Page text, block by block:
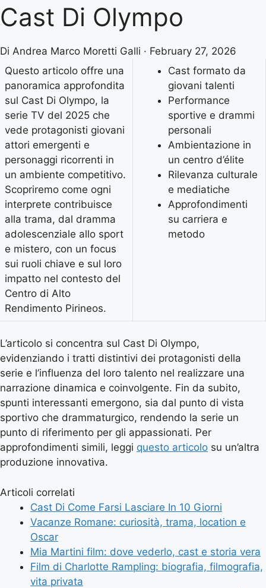
Cast Di Olympo
Di Andrea Marco Moretti Galli · February 27, 2026
Questo articolo offre una
panoramica approfondita
sul Cast Di Olympo, la
serie TV del 2025 che
vede protagonisti giovani
attori emergenti e
personaggi ricorrenti in
un ambiente competitivo.
Scopriremo come ogni
interprete contribuisce
alla trama, dal dramma
adolescenziale allo sport
e mistero, con un focus
sui ruoli chiave e sul loro
impatto nel contesto del
Centro di Alto
Rendimento Pirineos.
Cast formato da
giovani talenti
Performance
sportive e drammi
personali
Ambientazione in
un centro d’élite
Rilevanza culturale
e mediatiche
Approfondimenti
su carriera e
metodo
L’articolo si concentra sul Cast Di Olympo,
evidenziando i tratti distintivi dei protagonisti della
serie e l’influenza del loro talento nel realizzare una
narrazione dinamica e coinvolgente. Fin da subito,
spunti interessanti emergono, sia dal punto di vista
sportivo che drammaturgico, rendendo la serie un
punto di riferimento per gli appassionati. Per
approfondimenti simili, leggi questo articolo su un’altra
produzione innovativa.
Articoli correlati
Cast Di Come Farsi Lasciare In 10 Giorni
Vacanze Romane: curiosità, trama, location e
Oscar
Mia Martini film: dove vederlo, cast e storia vera
Film di Charlotte Rampling: biografia, filmografia,
vita privata